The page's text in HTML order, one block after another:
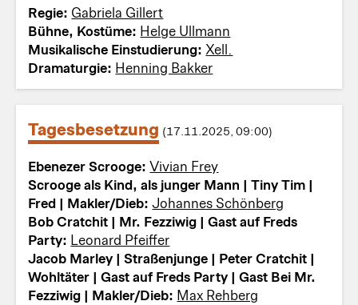
Regie: Gabriela Gillert
Bühne, Kostüme: Helge Ullmann
Musikalische Einstudierung:Xell.
Dramaturgie: Henning Bakker
Tagesbesetzung (17.11.2025, 09:00)
Ebenezer Scrooge:Vivian Frey
Scrooge als Kind, als junger Mann | Tiny Tim |
Fred | Makler/Dieb:Johannes Schönberg
Bob Cratchit | Mr. Fezziwig | Gast auf Freds
Party: Leonard Pfeiffer
Jacob Marley | Straßenjunge | Peter Cratchit |
Wohltäter | Gast auf Freds Party | Gast Bei Mr.
Fezziwig | Makler/Dieb: Max Rehberg